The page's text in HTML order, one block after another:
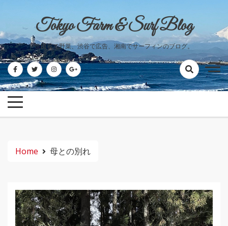
content
Tokyo Farm & Surf Blog
世田谷で野菜、渋谷で広告、湘南でサーフィンのブログ。
Home 母との別れ